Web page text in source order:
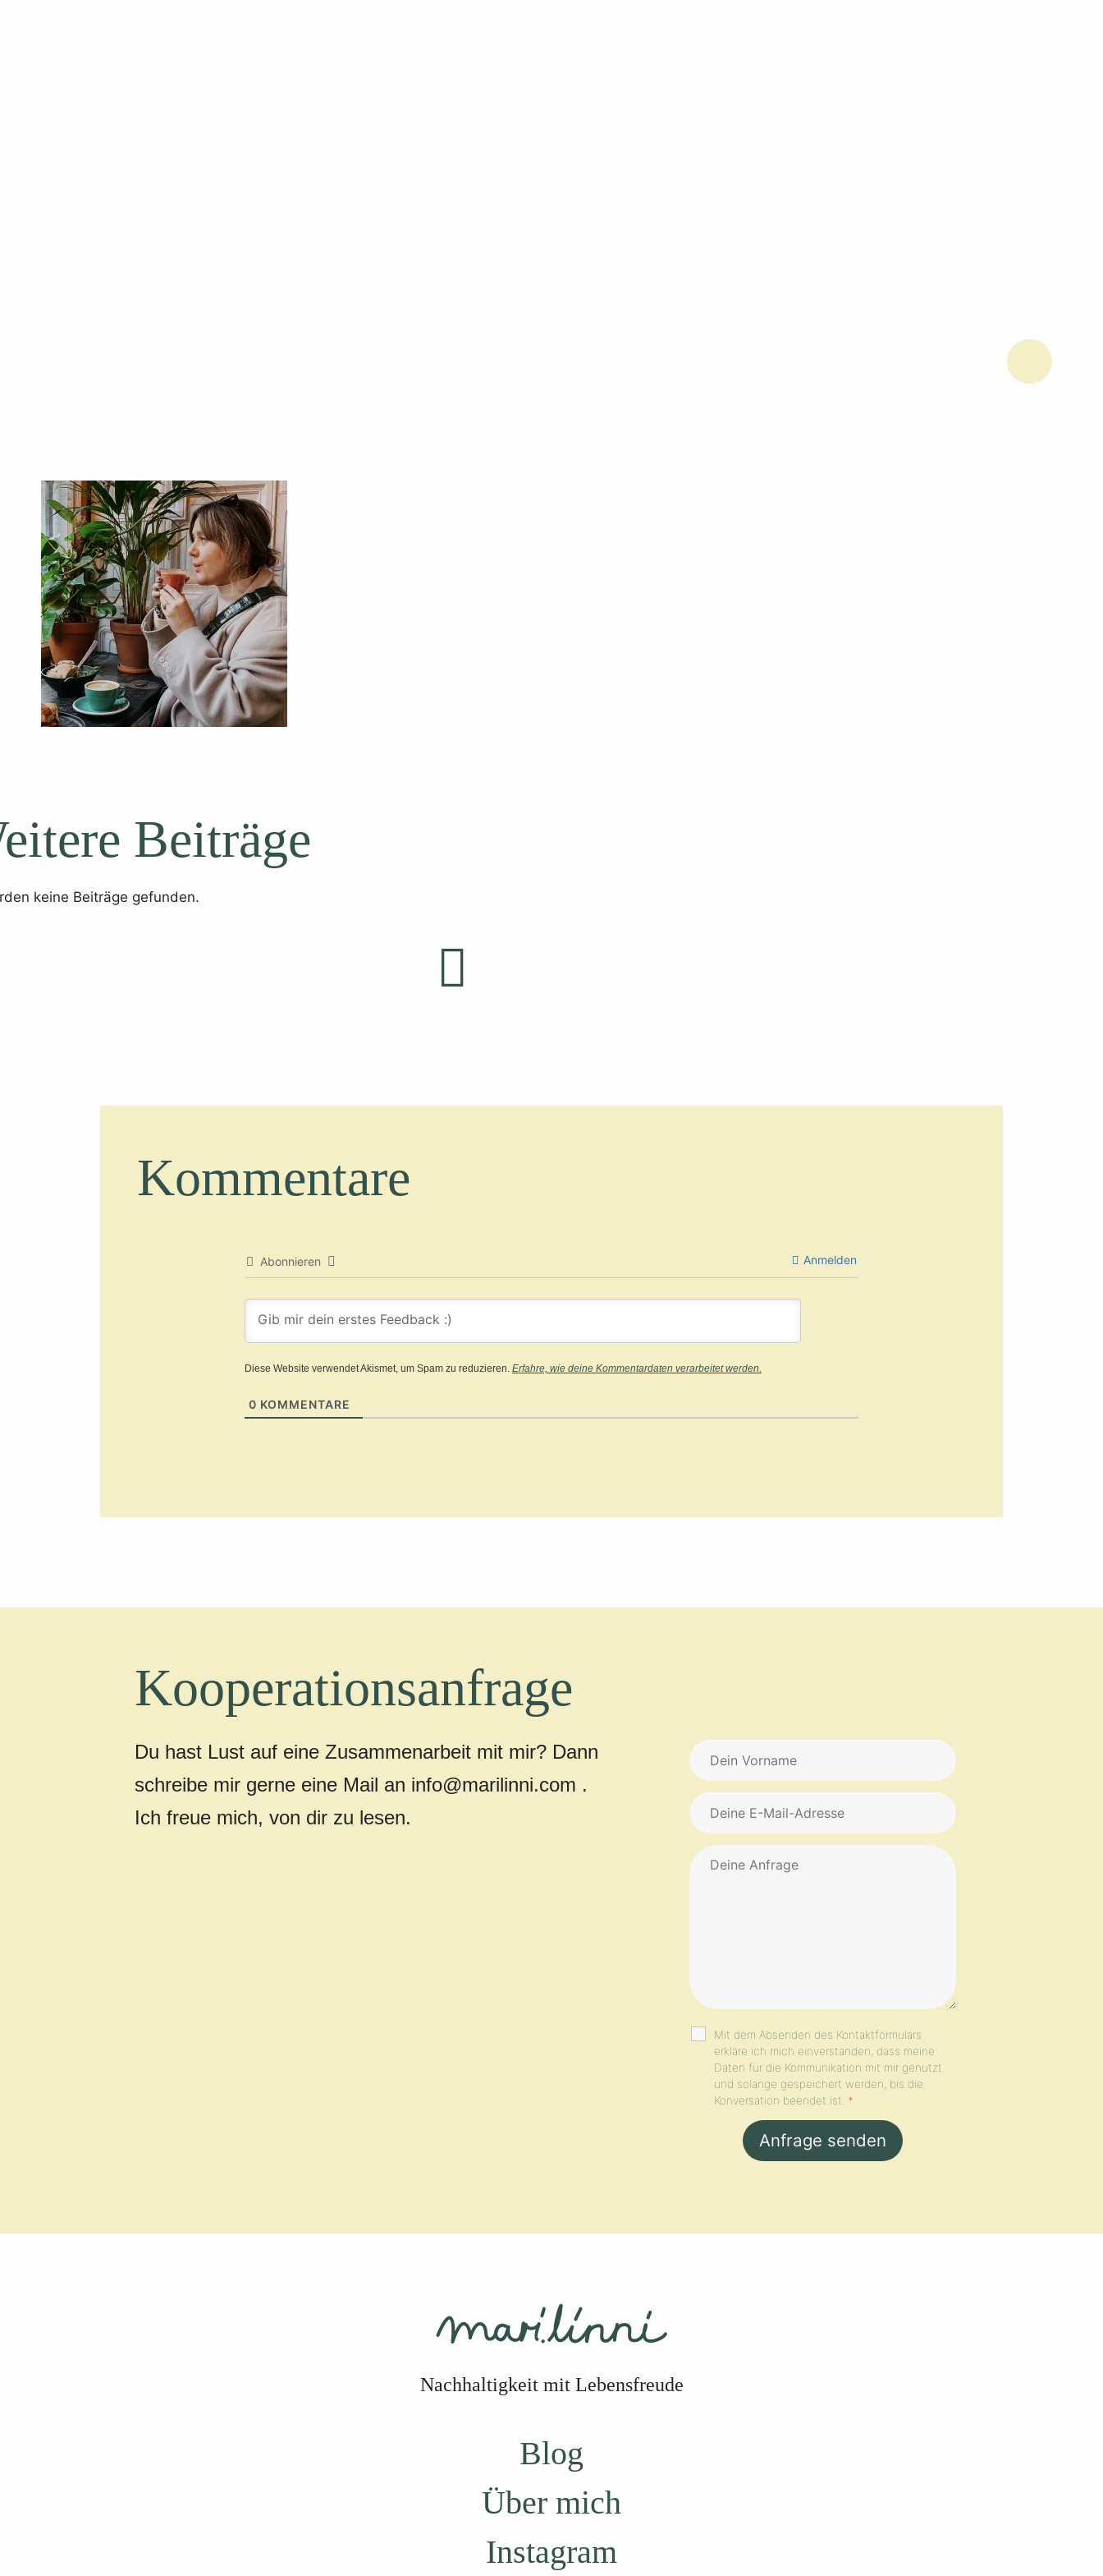
Beiträge
keine Beiträge gefunden.
Kommentare
Abonnieren Anmelden
Diese Website verwendet Akismet, um Spam zu reduzieren. Erfahre, wie deine Kommentardaten verarbeitet werden.
0 KOMMENTARE
Kooperationsanfrage
Du hast Lust auf eine Zusammenarbeit mit mir? Dann
schreibe mir gerne eine Mail an info@marilinni.com .
Ich freue mich, von dir zu lesen.
Mit dem Absenden des Kontaktformulars
erkläre ich mich einverstanden, dass meine
Daten für die Kommunikation mit mir genutzt
und solange gespeichert werden, bis die
Konversation beendet ist. *
Nachhaltigkeit mit Lebensfreude
Blog
Über mich
Instagram